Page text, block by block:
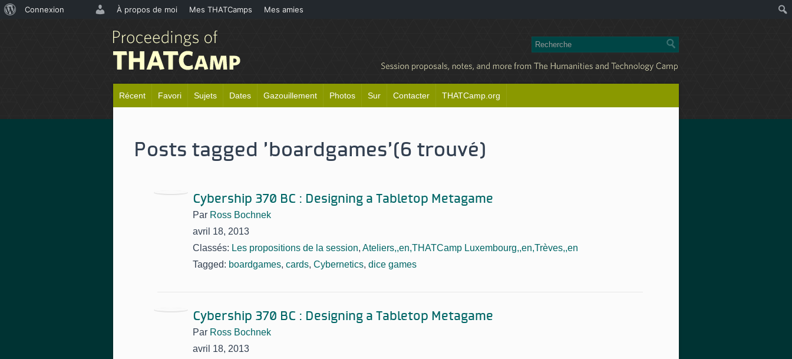
Récent Favori Sujets Dates Gazouillement Photos Sur Contacter THATCamp.org
Posts tagged 'boardgames'(6 trouvé)
Cybership 370 BC : Designing a Tabletop Metagame
Par Ross Bochnek
avril 18, 2013
Classés: Les propositions de la session, Ateliers,,en,THATCamp Luxembourg,,en,Trèves,,en
Tagged: boardgames, cards, Cybernetics, dice games
Cybership 370 BC : Designing a Tabletop Metagame
Par Ross Bochnek
avril 18, 2013
Connexion À propos de moi Mes THATCamps Mes amies